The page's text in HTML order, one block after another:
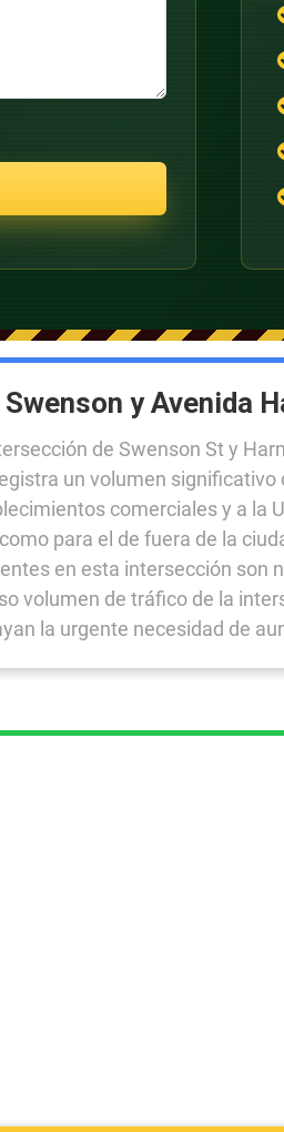
y Avenida
de Swenson St y
un volumen
comerciales y a la
para el de fuera de la
en esta intersección son
volumen de tráfico de la
la urgente necesidad de